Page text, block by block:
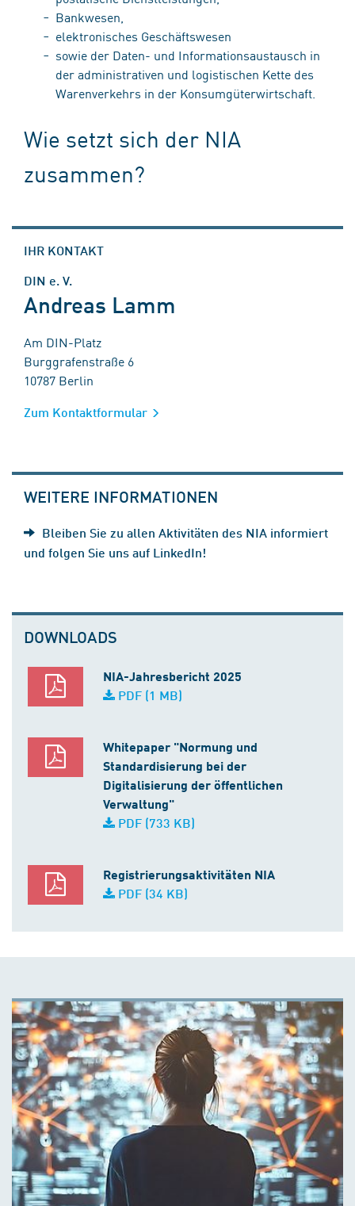
Bankwesen,
elektronisches Geschäftswesen
sowie der Daten- und Informationsaustausch in
der administrativen und logistischen Kette des
Warenverkehrs in der Konsumgüterwirtschaft.
Wie setzt sich der NIA
zusammen?
IHR KONTAKT
DIN e. V.
Andreas Lamm
Am DIN-Platz
Burggrafenstraße 6
10787 Berlin
Zum Kontaktformular
WEITERE INFORMATIONEN
Bleiben Sie zu allen Aktivitäten des NIA informiert
und folgen Sie uns auf LinkedIn!
DOWNLOADS
NIA-Jahresbericht 2025
PDF (1 MB)
Whitepaper "Normung und
Standardisierung bei der
Digitalisierung der öffentlichen
Verwaltung"
PDF (733 KB)
Registrierungsaktivitäten NIA
PDF (34 KB)